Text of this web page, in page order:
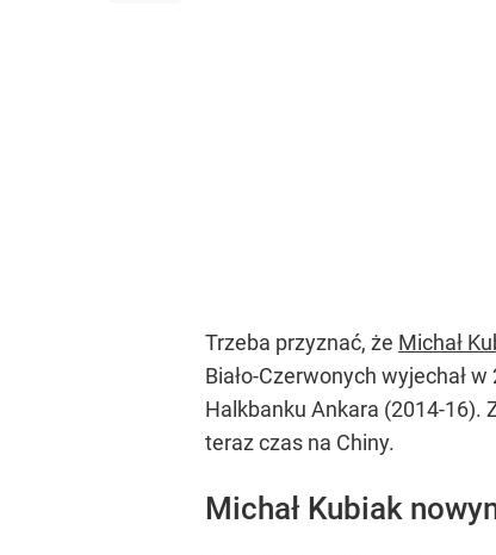
Trzeba przyznać, że Michał
Biało-Czerwonych wyjechał
Halkbanku Ankara (2014-16).
teraz czas na Chiny.
Michał Kubiak